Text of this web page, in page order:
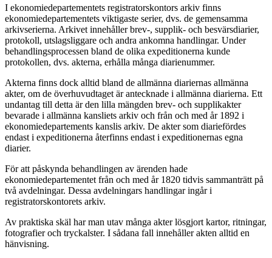
I ekonomiedepartementets registratorskontors arkiv finns
ekonomiedepartementets viktigaste serier, dvs. de gemensamma
arkivserierna. Arkivet innehåller brev-, supplik- och besvärsdiarier,
protokoll, utslagsliggare och andra ankomna handlingar. Under
behandlingsprocessen bland de olika expeditionerna kunde
protokollen, dvs. akterna, erhålla många diarienummer.
Akterna finns dock alltid bland de allmänna diariernas allmänna
akter, om de överhuvudtaget är antecknade i allmänna diarierna. Ett
undantag till detta är den lilla mängden brev- och supplikakter
bevarade i allmänna kansliets arkiv och från och med år 1892 i
ekonomiedepartements kanslis arkiv. De akter som diariefördes
endast i expeditionerna återfinns endast i expeditionernas egna
diarier.
För att påskynda behandlingen av ärenden hade
ekonomiedepartementet från och med år 1820 tidvis sammanträtt på
två avdelningar. Dessa avdelningars handlingar ingår i
registratorskontorets arkiv.
Av praktiska skäl har man utav många akter lösgjort kartor, ritningar,
fotografier och tryckalster. I sådana fall innehåller akten alltid en
hänvisning.